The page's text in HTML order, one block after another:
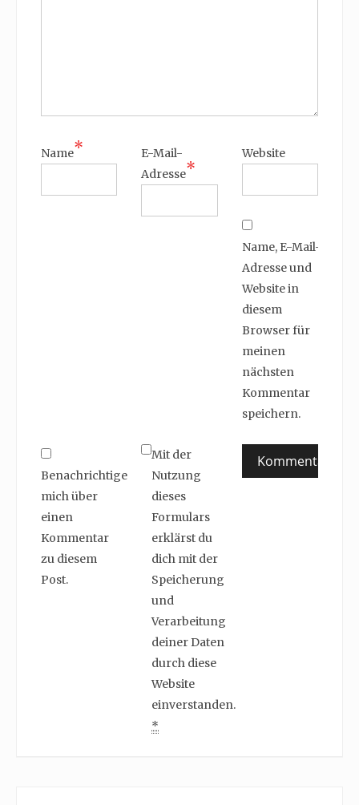
Name*
E-Mail-
Adresse*
Website
Name, E-Mail-
Adresse und
Website in
diesem
Browser für
meinen
nächsten
Kommentar
speichern.
Benachrichtige
mich über
einen
Kommentar
zu diesem
Post.
Mit der
Nutzung
dieses
Formulars
erklärst du
dich mit der
Speicherung
und
Verarbeitung
deiner Daten
durch diese
Website
einverstanden.
*